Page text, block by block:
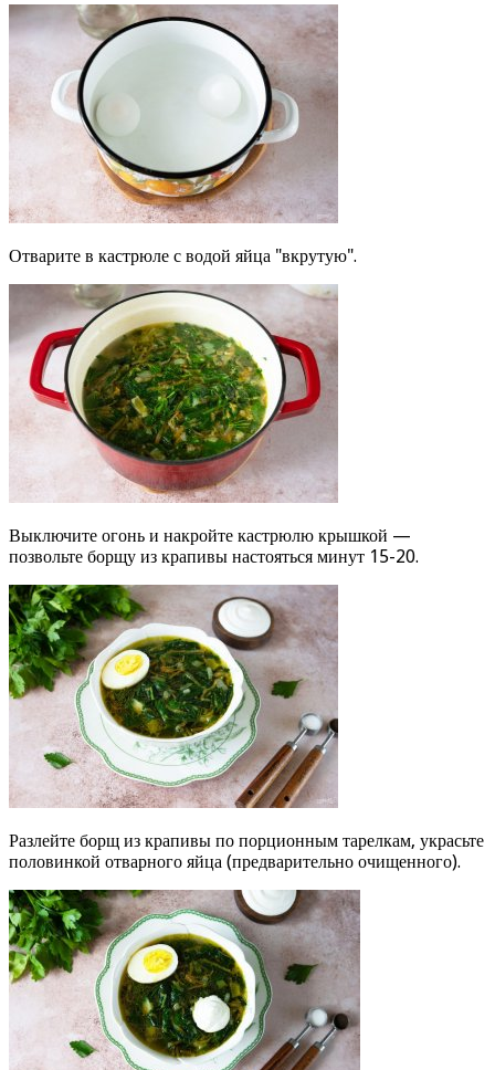
Отварите в кастрюле с водой яйца "вкрутую".
Выключите огонь и накройте кастрюлю крышкой —
позвольте борщу из крапивы настояться минут 15-20.
Разлейте борщ из крапивы по порционным тарелкам, украсьте
половинкой отварного яйца (предварительно очищенного).